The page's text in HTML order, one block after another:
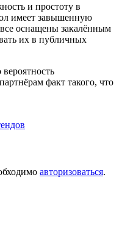
и простоту в
имеет завышенную
оснащены закалённым
их в публичных
вероятность
факт такого, что
авторизоваться.